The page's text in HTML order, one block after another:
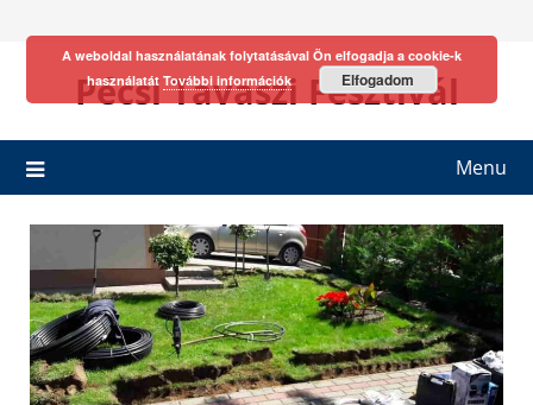
Pécsi Tavaszi Fesztivál
Menu
A weboldal használatának folytatásával Ön elfogadja a cookie-k
használatát További információk Elfogadom